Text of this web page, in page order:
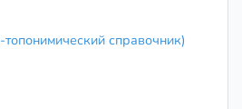
справочник)